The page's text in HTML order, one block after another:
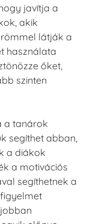
javítja a
akik
látják a
használata
őket,
szinten
a tanárok
segíthet abban,
a diákok
a motivációs
segíthetnek a